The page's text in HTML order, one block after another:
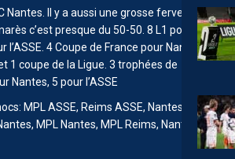
Nantes. Il y a aussi une grosse ferveur et
c’est presque du 50-50. 8 L1 pour
l’ASSE. 4 Coupe de France pour Nantes,
1 coupe de la Ligue. 3 trophées de
Nantes, 5 pour l’ASSE
MPL ASSE, Reims ASSE, Nantes
MPL Nantes, MPL Reims, Nantes